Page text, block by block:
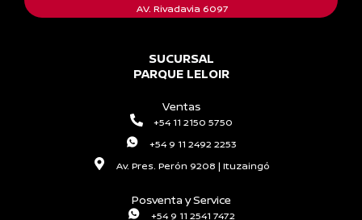
AV. Rivadavia 6097
SUCURSAL
PARQUE LELOIR
Ventas
+54 11 2150 5750
+54 9 11 2492 2253
Av. Pres. Perón 9208 | Ituzaingó
Posventa y Service
+54 9 11 2541 7472